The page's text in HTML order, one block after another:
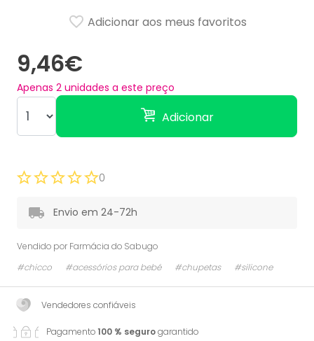
9,46€
Apenas 2 unidades a este preço
Adicionar
Adicionar aos meus favoritos
0
Envio em 24-72h
Vendido por Farmácia do Sabugo
#chicco
#acessórios para bebé #chupetas #silicone
Vendedores confiáveis
Pagamento100 % segurogarantido